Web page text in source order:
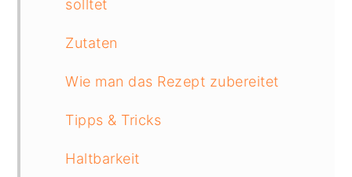
solltet
Zutaten
Wie man das Rezept zubereitet
Tipps & Tricks
Haltbarkeit